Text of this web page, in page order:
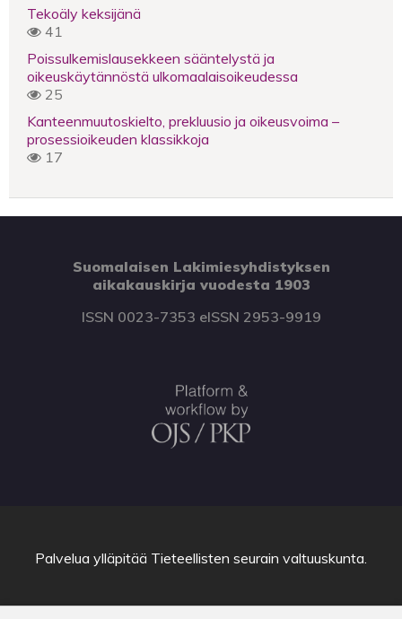
Tekoäly keksijänä
41
Poissulkemislausekkeen sääntelystä ja
oikeuskäytännöstä ulkomaalaisoikeudessa
25
Kanteenmuutoskielto, prekluusio ja oikeusvoima –
prosessioikeuden klassikkoja
17
Suomalaisen Lakimiesyhdistyksen
aikakauskirja vuodesta 1903
ISSN 0023-7353 eISSN 2953-9919
Palvelua ylläpitää Tieteellisten seurain valtuuskunta.